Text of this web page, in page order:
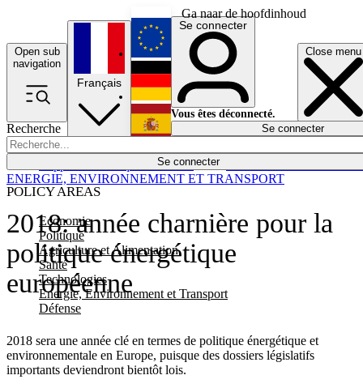
Ga naar de hoofdinhoud
Open sub
navigation
Close menu
Recherche
Se connecter
POLICY AREAS
Economie
Politique
Agriculture et Alimentation
Santé
Technologies
Energie, Environnement et Transport
Défense
Économie
Français
English
Deutsch
Español
Se connecter
Vous êtes déconnecté.
Se connecter
2018: année charnière pour la
politique énergétique
européenne
2018 sera une année clé en termes de politique énergétique et
environnementale en Europe, puisque des dossiers législatifs
importants deviendront bientôt lois.
ENERGIE, ENVIRONNEMENT ET TRANSPORT